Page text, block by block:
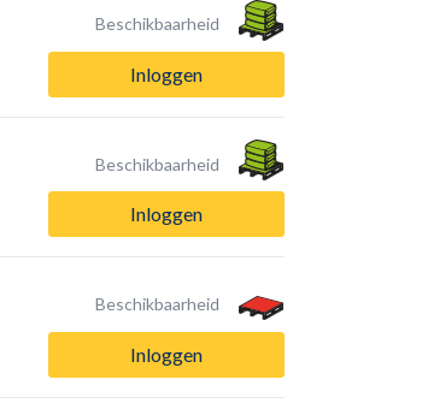
Beschikbaarheid
Inloggen
Beschikbaarheid
Inloggen
Beschikbaarheid
Inloggen